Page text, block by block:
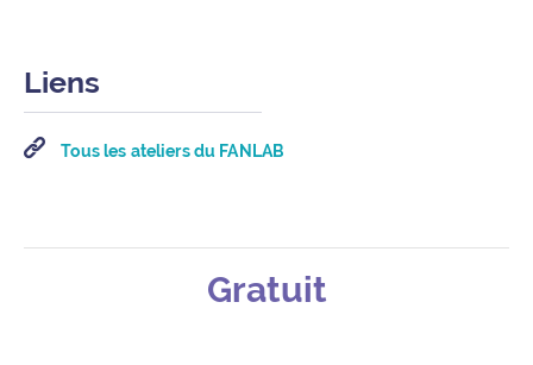
Liens
Tous les ateliers du FANLAB
Détails de l’événementGratuit